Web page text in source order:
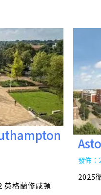
英格蘭修咸頓
發佈
2025